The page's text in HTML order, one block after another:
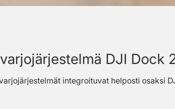
DJI Dock
integroituvat helposti osaksi